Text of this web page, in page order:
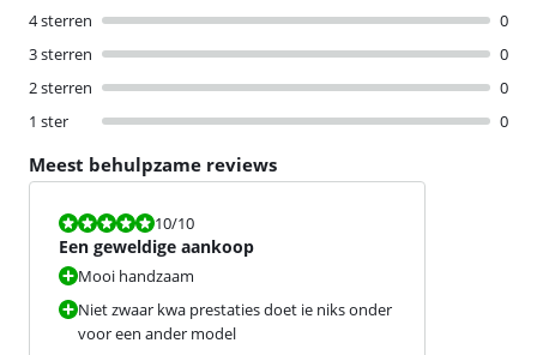
4 sterren
0
3 sterren
0
2 sterren
0
1 ster
0
Meest behulpzame reviews
Beoordeling is 10 van de 10.
10/10
Een geweldige aankoop
Mooi handzaam
Niet zwaar kwa prestaties doet ie niks onder
voor een ander model